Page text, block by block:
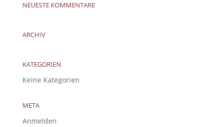
NEUESTE KOMMENTARE
ARCHIV
KATEGORIEN
Keine Kategorien
META
Anmelden